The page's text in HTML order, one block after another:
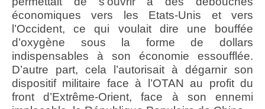
économiques vers les Etats-Unis et vers
l’Occident, ce qui voulait dire une bouffée
d’oxygène sous la forme de dollars
indispensables à son économie essoufflée.
D’autre part, cela l’autorisait à dégarnir son
dispositif militaire face à l’OTAN au profit du
front d’Extrême-Orient, face à son ennemi